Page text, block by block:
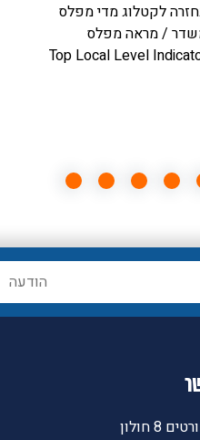
לקטלוגמדי מפלס
/ מראה מפלס
Top Local Level
8 חולון